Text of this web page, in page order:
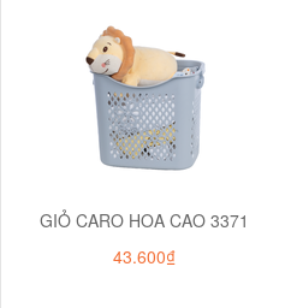
GIỎ CARO HOA CAO 3371
43.600₫